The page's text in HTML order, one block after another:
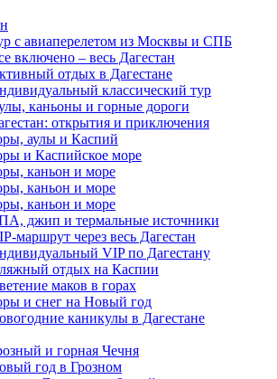
с авиаперелетом из Москвы и СПБ
включено – весь Дагестан
отдых в Дагестане
классический тур
каньоны и горные дороги
открытия и приключения
аулы и Каспий
и Каспийское море
каньон и море
каньон и море
каньон и море
джип и термальные источники
маршрут через весь Дагестан
VIP по Дагестану
отдых на Каспии
маков в горах
и снег на Новый год
каникулы в Дагестане
и горная Чечня
год в Грозном